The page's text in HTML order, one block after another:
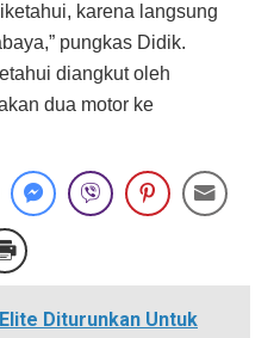
karena langsung
pungkas Didik.
diangkut oleh
dua motor ke
Diturunkan Untuk